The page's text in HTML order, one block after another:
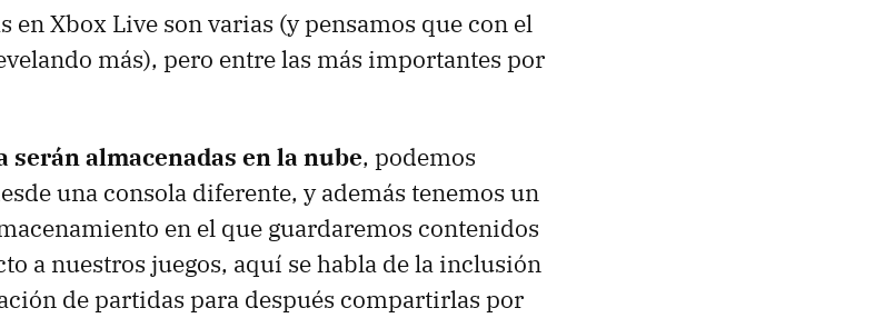
en Xbox Live son varias (y pensamos que con el
más), pero entre las más importantes por
serán almacenadas en la nube, podemos
una consola diferente, y además tenemos un
en el que guardaremos contenidos
a nuestros juegos, aquí se habla de la inclusión
de partidas para después compartirlas por